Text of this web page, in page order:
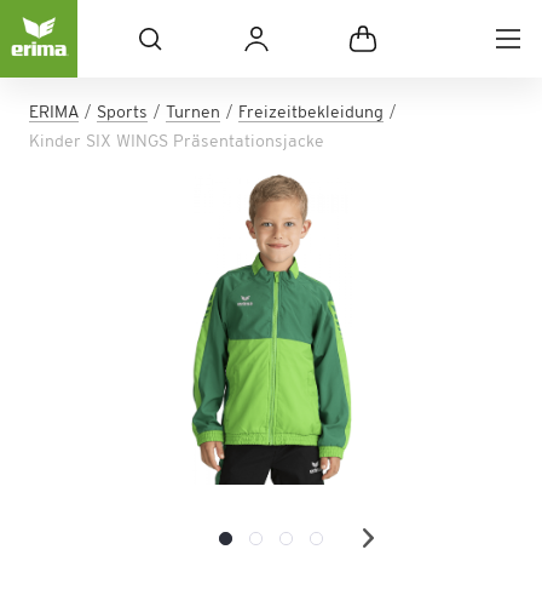
ERIMA Sports Turnen
Freizeitbekleidung
Kinder SIX WINGS Präsentationsjacke